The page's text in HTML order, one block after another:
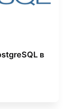
в